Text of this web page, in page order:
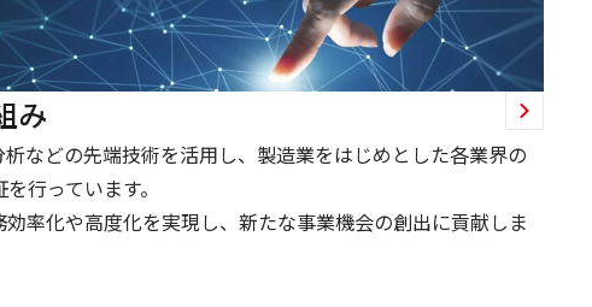
み
などの先端技術を活用し、製造業をはじめとした各業界の
行っています。
率化や高度化を実現し、新たな事業機会の創出に貢献しま